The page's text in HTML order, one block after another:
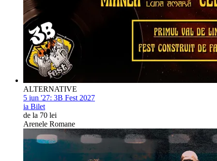
ALTERNATIVE
5 iun '27: 3B Fest 2027
ia Bilet
de la 70 lei
Arenele Romane